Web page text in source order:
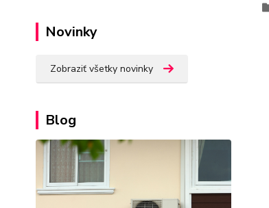
Novinky
Zobraziť všetky novinky
Blog